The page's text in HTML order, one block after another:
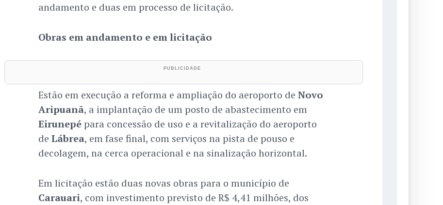
andamento e duas em processo de licitação.
Obras em andamento e em licitação
Estão em execução a reforma e ampliação do aeroporto de Novo
Aripuanã, a implantação de um posto de abastecimento em
Eirunepépara concessão de uso e a revitalização do aeroporto
de Lábrea, em fase final, com serviços na pista de pouso e
decolagem, na cerca operacional e na sinalização horizontal.
Em licitação estão duas novas obras para o município de
Carauari, com investimento previsto de R$ 4,41 milhões, dos